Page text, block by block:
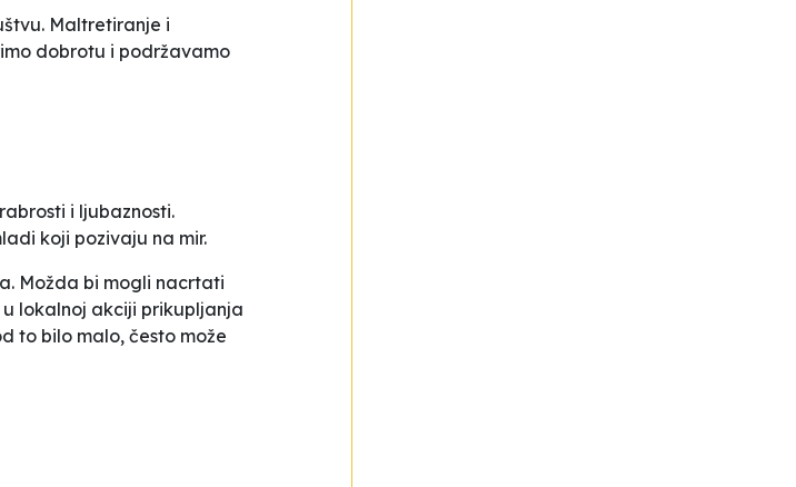
Maltretiranje i
dobrotu i podržavamo
i ljubaznosti.
koji pozivaju na mir.
Možda bi mogli nacrtati
lokalnoj akciji prikupljanja
to bilo malo, često može